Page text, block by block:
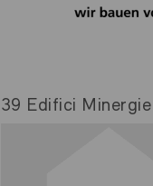
39 Edifici